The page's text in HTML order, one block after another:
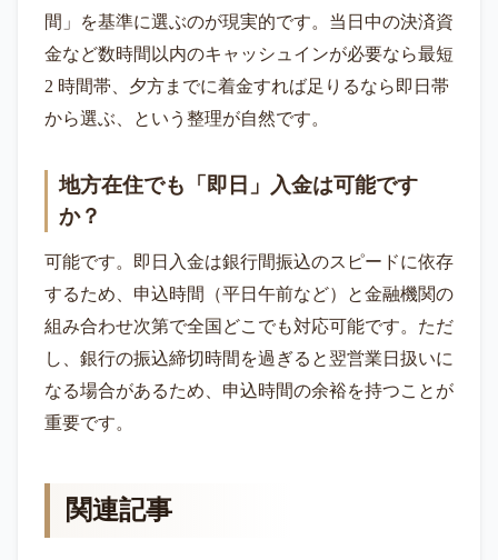
間」を基準に選ぶのが現実的です。当日中の決済資
金など数時間以内のキャッシュインが必要なら最短
2 時間帯、夕方までに着金すれば足りるなら即日帯
から選ぶ、という整理が自然です。
地方在住でも「即日」入金は可能です
か？
可能です。即日入金は銀行間振込のスピードに依存
するため、申込時間（平日午前など）と金融機関の
組み合わせ次第で全国どこでも対応可能です。ただ
し、銀行の振込締切時間を過ぎると翌営業日扱いに
なる場合があるため、申込時間の余裕を持つことが
重要です。
関連記事